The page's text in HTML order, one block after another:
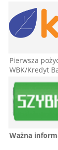
Pierwsza
WBK/Kredyt
Ważna